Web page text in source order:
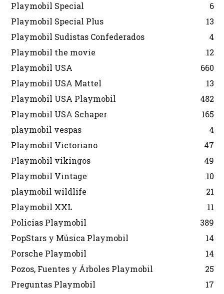
Playmobil Special
6
Playmobil Special Plus
13
Playmobil Sudistas Confederados
4
Playmobil the movie
12
Playmobil USA
660
Playmobil USA Mattel
13
Playmobil USA Playmobil
482
Playmobil USA Schaper
165
playmobil vespas
4
Playmobil Victoriano
47
Playmobil vikingos
49
Playmobil Vintage
10
playmobil wildlife
21
Playmobil XXL
11
Policias Playmobil
389
PopStars y Música Playmobil
14
Porsche Playmobil
14
Pozos, Fuentes y Árboles Playmobil
25
Preguntas Playmobil
17